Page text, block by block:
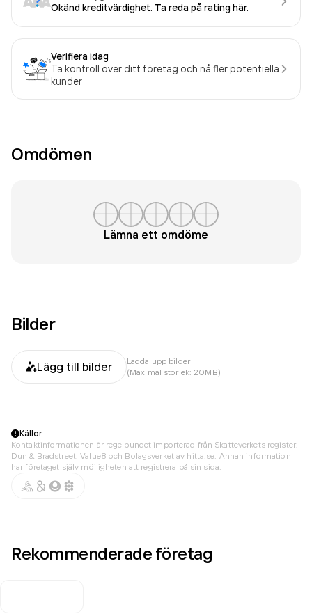
Okänd kreditvärdighet. Ta reda på rating här.
Verifiera idag
Ta kontroll över ditt företag och nå fler potentiella
kunder
Omdömen
Lämna ett omdöme
Bilder
Lägg till bilder
Ladda upp bilder
(Maximal storlek: 20MB)
Källor
Kontaktinformationen är regelbundet importerad från Skatteverkets register,
Dun & Bradstreet, Value8 och Bolagsverket av hitta.se. Annan information
har företaget själv möjligheten att registrera på sin sida.
Rekommenderade företag